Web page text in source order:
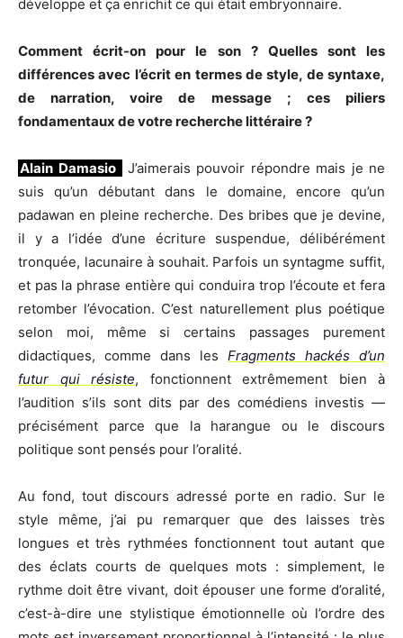
développe et ça enrichit ce qui était embryonnaire.
Comment écrit-on pour le son ? Quelles sont les
différences avec l’écrit en termes de style, de syntaxe,
de narration, voire de message ; ces piliers
fondamentaux de votre recherche littéraire ?
Alain Damasio
J’aimerais pouvoir répondre mais je ne
suis qu’un débutant dans le domaine, encore qu’un
padawan en pleine recherche. Des bribes que je devine,
il y a l’idée d’une écriture suspendue, délibérément
tronquée, lacunaire à souhait. Parfois un syntagme suffit,
et pas la phrase entière qui conduira trop l’écoute et fera
retomber l’évocation. C’est naturellement plus poétique
selon moi, même si certains passages purement
didactiques, comme dans les Fragments hackés d’un
futur qui résiste, fonctionnent extrêmement bien à
l’audition s’ils sont dits par des comédiens investis —
précisément parce que la harangue ou le discours
politique sont pensés pour l’oralité.
Au fond, tout discours adressé porte en radio. Sur le
style même, j’ai pu remarquer que des laisses très
longues et très rythmées fonctionnent tout autant que
des éclats courts de quelques mots : simplement, le
rythme doit être vivant, doit épouser une forme d’oralité,
c’est-à-dire une stylistique émotionnelle où l’ordre des